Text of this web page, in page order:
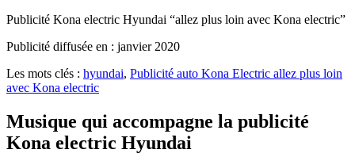
Publicité Kona electric Hyundai “allez plus loin avec Kona electric”
Publicité diffusée en : janvier 2020
Les mots clés : hyundai, Publicité auto Kona Electric allez plus loin
avec Kona electric
Musique qui accompagne la publicité
Kona electric Hyundai